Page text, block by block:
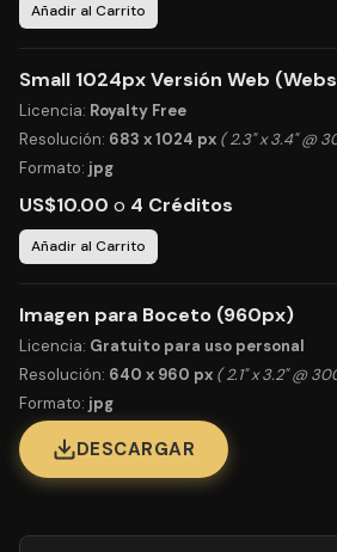
Añadir al Carrito
Small 1024px Versión Web
Licencia: Royalty Free
Resolución: 683 x 1024 px ( 2.3" x 3.4" @
Formato: jpg
US$10.00 o 4 Créditos
Añadir al Carrito
Imagen para Boceto (960px)
Licencia: Gratuito para uso personal
Resolución: 640 x 960 px ( 2.1" x 3.2" @
Formato: jpg
DESCARGAR